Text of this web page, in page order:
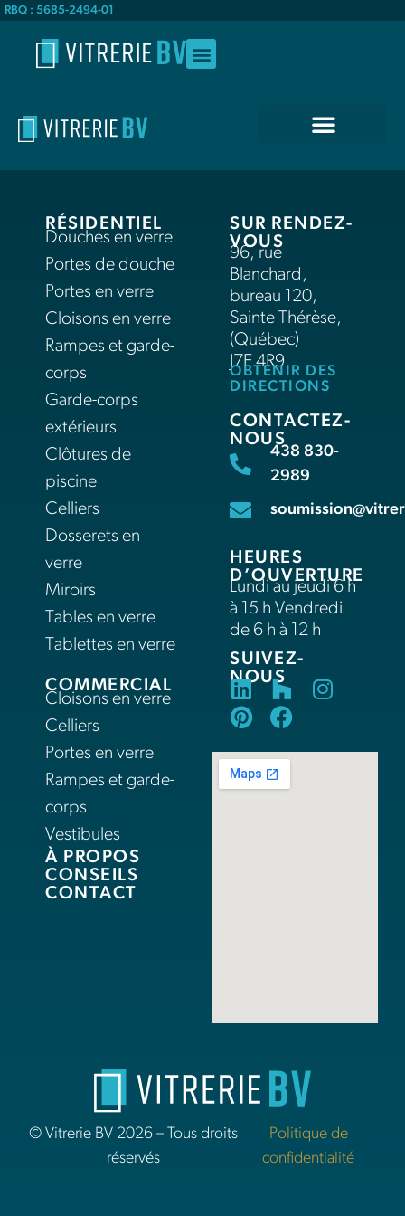
RBQ : 5685-2494-01
RÉSIDENTIEL
Douches en verre
Portes de douche
Portes en verre
Cloisons en verre
Rampes et garde-
corps
Garde-corps
extérieurs
Clôtures de
piscine
Celliers
Dosserets en
verre
Miroirs
Tables en verre
Tablettes en verre
COMMERCIAL
Cloisons en verre
Celliers
Portes en verre
Rampes et garde-
corps
Vestibules
À PROPOS
CONSEILS
CONTACT
SUR RENDEZ-
VOUS
96, rue
Blanchard,
bureau 120,
Sainte-Thérèse,
(Québec)
J7E 4R9
OBTENIR DES
DIRECTIONS
CONTACTEZ-
NOUS
438 830-
2989
HEURES
D’OUVERTURE
Lundi au jeudi 6 h
à 15 h Vendredi
de 6 h à 12 h
SUIVEZ-
NOUS
© Vitrerie BV 2026 – Tous droits
réservés
Politique de
confidentialité